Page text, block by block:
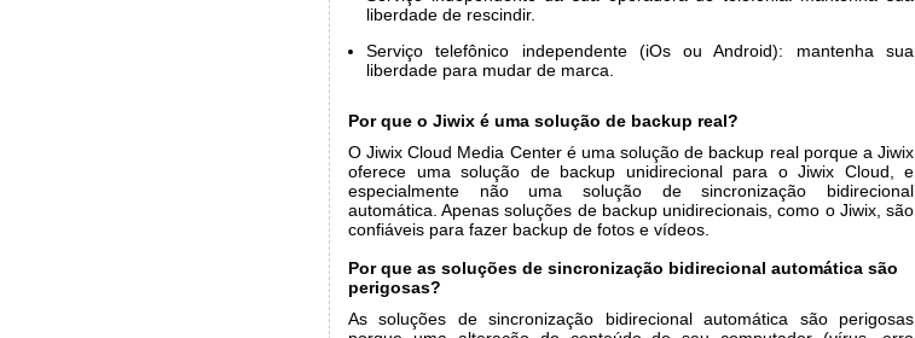
liberdade de rescindir.
Serviço telefônico independente (iOs ou Android): mantenha sua
liberdade para mudar de marca.
Por que o Jiwix é uma solução de backup real?
O Jiwix Cloud Media Center é uma solução de backup real porque a Jiwix
oferece uma solução de backup unidirecional para o Jiwix Cloud, e
especialmente não uma solução de sincronização bidirecional
automática. Apenas soluções de backup unidirecionais, como o Jiwix, são
confiáveis para fazer backup de fotos e vídeos.
Por que as soluções de sincronização bidirecional automática são
perigosas?
As soluções de sincronização bidirecional automática são perigosas